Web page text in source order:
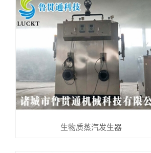
生物质蒸汽发生器